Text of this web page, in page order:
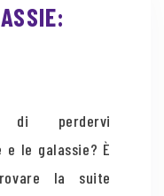
di perdervi
le galassie? È
la suite